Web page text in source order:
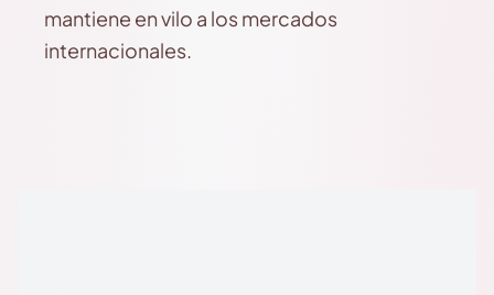
mantiene en vilo a los mercados
internacionales.